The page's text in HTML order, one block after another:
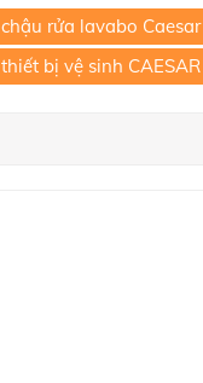
chậu rửa lavabo Caesar
thiết bị vệ sinh CAESAR